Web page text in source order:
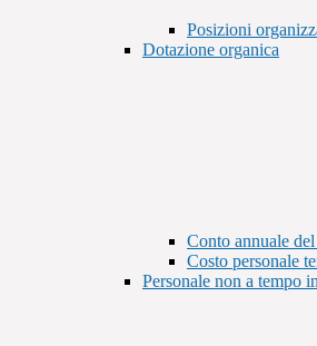
Posizioni
Dotazione organica
Conto annuale
Costo personale
Personale non a tempo